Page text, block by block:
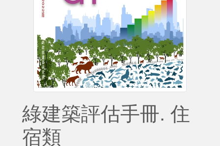
綠建築評估手冊. 住
宿類